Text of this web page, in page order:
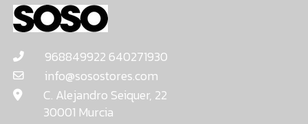
968849922 640271930
info@sosostores.com
C. Alejandro Seiquer, 22
30001 Murcia